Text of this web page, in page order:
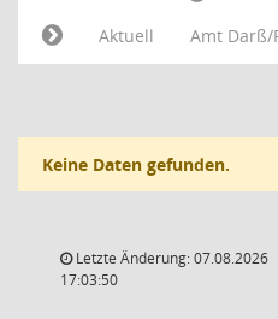
Aktuell
Amt Darß/
Keine Daten gefunden.
Letzte Änderung: 07.08.2026
17:03:50